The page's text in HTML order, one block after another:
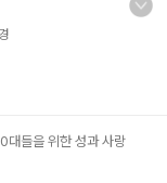
대들을 위한 성과 사랑